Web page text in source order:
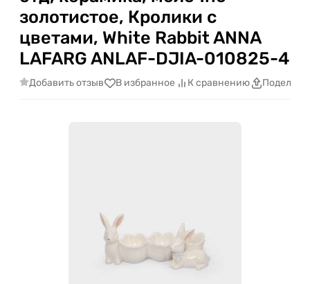
золотистое, Кролики с
цветами, White Rabbit ANNA
LAFARG ANLAF-DJIA-010825-4
Добавить отзыв В избранное К сравнению